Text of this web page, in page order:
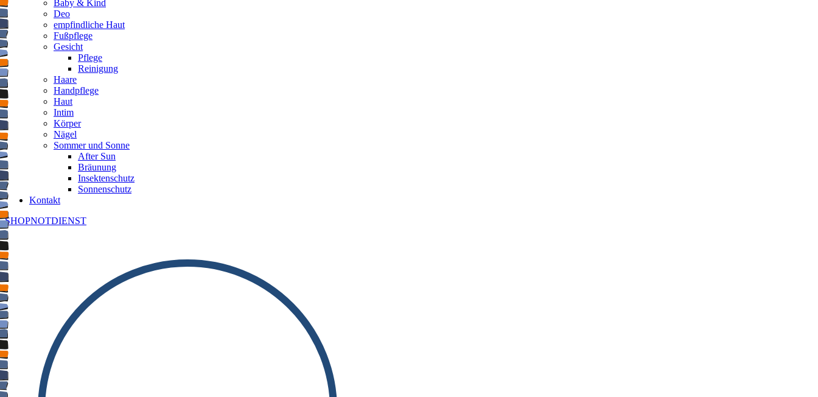
Baby & Kind
Deo
empfindliche Haut
Fußpflege
Gesicht
Pflege
Reinigung
Haare
Handpflege
Haut
Intim
Körper
Nägel
Sommer und Sonne
After Sun
Bräunung
Insektenschutz
Sonnenschutz
Kontakt
SHOPNOTDIENST